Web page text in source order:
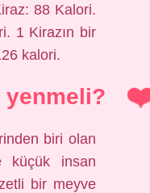
88 Kalori.
1 Kirazın bir
kalori.
yenmeli?
biri olan
küçük insan
bir meyve